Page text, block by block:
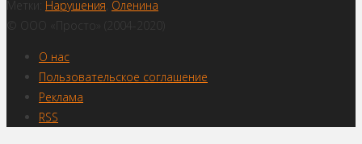
Метки: Нарушения Оленина
© ООО «Просто» (2004-2020)
О нас
Пользовательское соглашение
Реклама
RSS